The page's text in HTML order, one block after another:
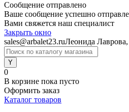
Сообщение отправлено
Ваше сообщение успешно
Вами свяжется наш специалист
Закрыть окно
sales@arbalet23.ruЛеонида
0
В корзине пока пусто
Оформить заказ
Каталог товаров